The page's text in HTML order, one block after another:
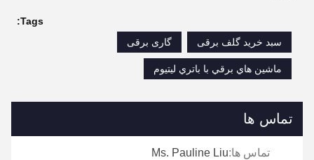
Tags:
سبد خرید گلف برقی
گاری برقی
ماشين هاي برقي با باتري ليتيوم
تماس ها
تماس ها:Ms. Pauline Liu